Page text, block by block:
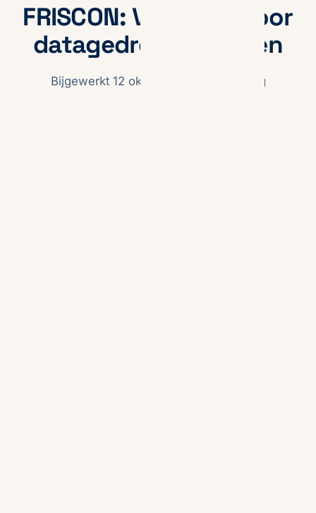
FRISCON: Voordeel door
datagedreven werken
Bijgewerkt 12 oktober 2023 · Max Steg